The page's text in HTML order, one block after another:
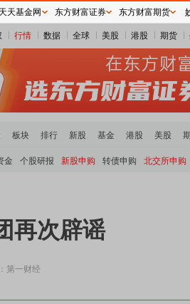
行情 数据 全球 美股 港股 期货
板块 排行 新股 基金 港股 美股
金 个股研报 新股申购 转债申购 北交所申购
再次辟谣
第一财经
天天基金网 东方财富证券 东方财富期货